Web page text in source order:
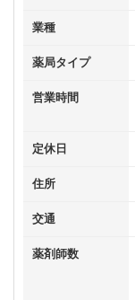
業種
薬局タイプ
営業時間
定休日
住所
交通
薬剤師数